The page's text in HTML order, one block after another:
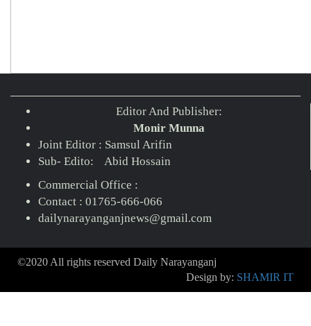
Editor And Publisher:
Monir Munna
Joint Editor : Samsul Arifin
Sub- Edito: Abid Hossain
Commercial Office :
Contact : 01765-666-066
dailynarayanganjnews@gmail.com
©2020 All rights reserved Daily Narayanganj
Design by: SHAMIR IT